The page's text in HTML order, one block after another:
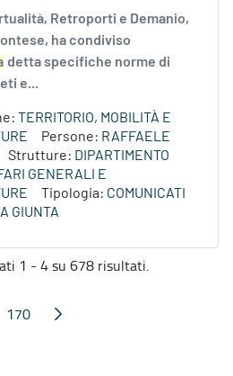
Retroporti e Demanio,
ha condiviso
detta specifiche norme di
e...
TERRITORIO, MOBILITÀ E
Persone: RAFFAELE
Strutture: DIPARTIMENTO
GENERALI E
Tipologia: COMUNICATI
GIUNTA
1 - 4 su 678 risultati.
intermedie
Pagina
170 Pagina Seguente